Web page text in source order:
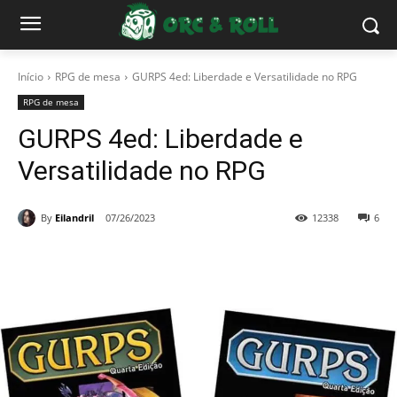
Início RPG de mesa GURPS 4ed: Liberdade e Versatilidade no RPG
RPG de mesa
GURPS 4ed: Liberdade e
Versatilidade no RPG
By Eilandril 07/26/2023 6
12338